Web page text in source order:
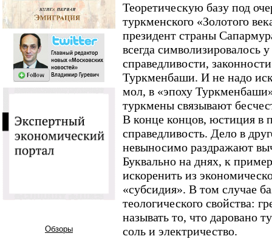
Обзоры
Теоретическую базу под
туркменского «Золотого
президент страны
всегда символизировалось
справедливости,
Туркменбаши. И не надо
мол, в «эпоху
туркмены связывают
В конце концов, юстиция в
справедливость. Дело в
невыносимо раздражают
Буквально на днях, к
искоренить из
«субсидия». В том случае
теологического свойства:
называть то, что даровано
соль и электричество.